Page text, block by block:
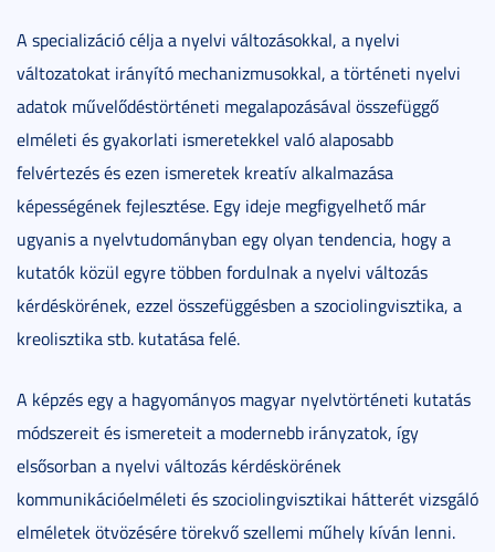
A specializáció célja a nyelvi változásokkal, a nyelvi
változatokat irányító mechanizmusokkal, a történeti nyelvi
adatok művelődéstörténeti megalapozásával összefüggő
elméleti és gyakorlati ismeretekkel való alaposabb
felvértezés és ezen ismeretek kreatív alkalmazása
képességének fejlesztése. Egy ideje megfigyelhető már
ugyanis a nyelvtudományban egy olyan tendencia, hogy a
kutatók közül egyre többen fordulnak a nyelvi változás
kérdéskörének, ezzel összefüggésben a szociolingvisztika, a
kreolisztika stb. kutatása felé.
A képzés egy a hagyományos magyar nyelvtörténeti kutatás
módszereit és ismereteit a modernebb irányzatok, így
elsősorban a nyelvi változás kérdéskörének
kommunikációelméleti és szociolingvisztikai hátterét vizsgáló
elméletek ötvözésére törekvő szellemi műhely kíván lenni.